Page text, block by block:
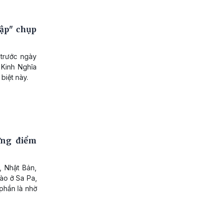
chụp
ngày
Nghĩa
này.
điểm
Bản,
ở Sa Pa,
là nhờ